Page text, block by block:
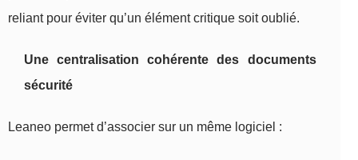
reliant pour éviter qu’un élément critique soit oublié.
Une centralisation cohérente des documents
sécurité
Leaneo permet d’associer sur un même logiciel :